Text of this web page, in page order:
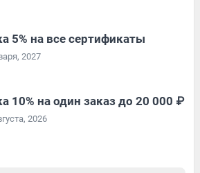
5% на все сертификаты
2027
10% на один заказ до 20 000 ₽
2026